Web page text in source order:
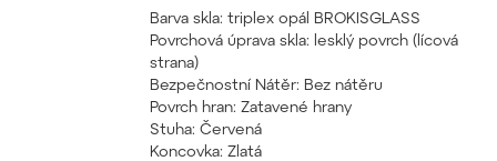
Barva skla: triplex opál BROKISGLASS
Povrchová úprava skla: lesklý povrch (lícová
strana)
Bezpečnostní Nátěr: Bez nátěru
Povrch hran: Zatavené hrany
Stuha: Červená
Koncovka: Zlatá